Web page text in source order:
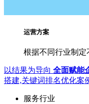
运营方案
根据不同行业制定
以结果为导向 全面赋能
搭建,关键词排名优化案
服务行业